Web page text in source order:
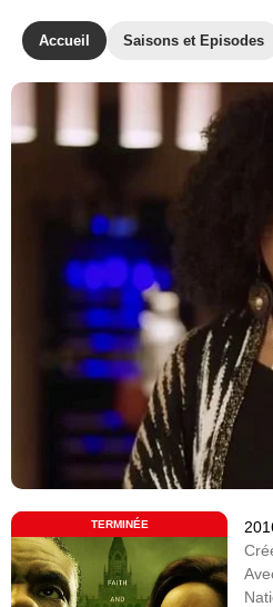
Accueil Saisons et Episodes
TERMINÉE